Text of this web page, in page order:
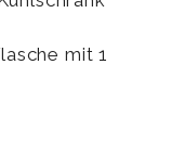
mit 1